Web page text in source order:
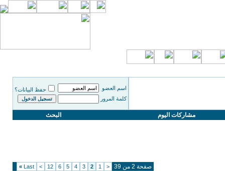
اسم العضو
حفظ البيانات؟
كلمة المرور
مشاركات اليوم البحث
صفحة 2 من 39 <
1
2
3
4
5
6
12
>
Last
»